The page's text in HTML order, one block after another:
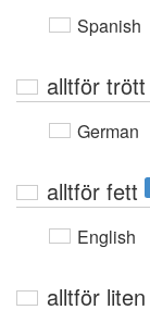
Spanish
alltför trött
German
alltför fett
English
alltför liten